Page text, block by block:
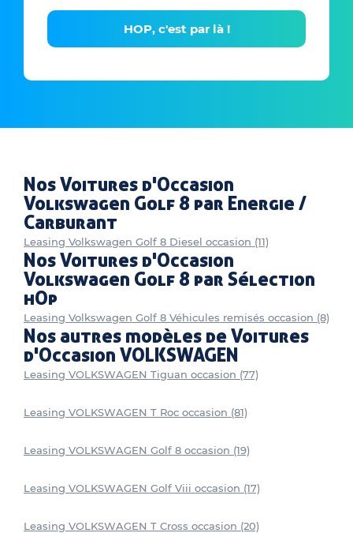
HOP, c'est par là !
Nos Voitures d'Occasion
Volkswagen Golf 8 par Energie /
Carburant
Leasing Volkswagen Golf 8 Diesel occasion (11)
Nos Voitures d'Occasion
Volkswagen Golf 8 par Sélection
hOp
Leasing Volkswagen Golf 8 Véhicules remisés occasion (8)
Nos autres modèles de Voitures
d'Occasion VOLKSWAGEN
Leasing VOLKSWAGEN Tiguan occasion (77)
Leasing VOLKSWAGEN T Roc occasion (81)
Leasing VOLKSWAGEN Golf 8 occasion (19)
Leasing VOLKSWAGEN Golf Viii occasion (17)
Leasing VOLKSWAGEN T Cross occasion (20)